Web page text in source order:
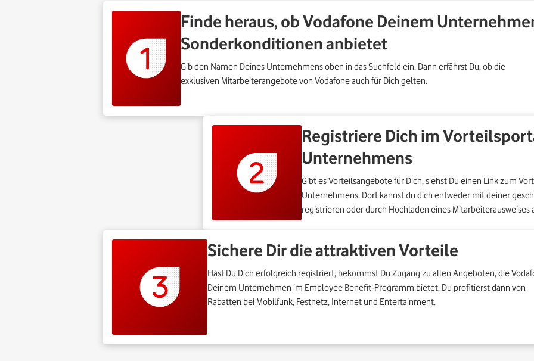
Finde heraus, ob Vodafone Deinem
Sonderkonditionen anbietet
Gib den Namen Deines Unternehmens oben in das Suchfeld ein. Dann erfährst Du, ob die
exklusiven Mitarbeiterangebote von Vodafone auch für Dich gelten.
Registriere Dich im
Unternehmens
Gibt es Vorteilsangebote für Dich, siehst Du einen Link zum
Unternehmens. Dort kannst du dich entweder mit deiner
registrieren oder durch Hochladen eines Mitarbeiterausweises
Sichere Dir die attraktiven Vorteile
Hast Du Dich erfolgreich registriert, bekommst Du Zugang zu allen Angeboten, die
Deinem Unternehmen im Employee Benefit-Programm bietet. Du profitierst dann von
Rabatten bei Mobilfunk, Festnetz, Internet und Entertainment.